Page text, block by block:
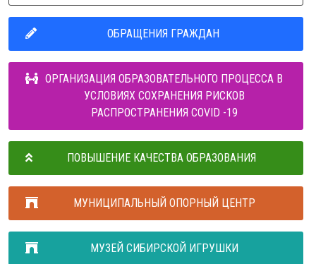
ОБРАЩЕНИЯ ГРАЖДАН
ОРГАНИЗАЦИЯ ОБРАЗОВАТЕЛЬНОГО ПРОЦЕССА В
УСЛОВИЯХ СОХРАНЕНИЯ РИСКОВ
РАСПРОСТРАНЕНИЯ COVID -19
ПОВЫШЕНИЕ КАЧЕСТВА ОБРАЗОВАНИЯ
МУНИЦИПАЛЬНЫЙ ОПОРНЫЙ ЦЕНТР
МУЗЕЙ СИБИРСКОЙ ИГРУШКИ